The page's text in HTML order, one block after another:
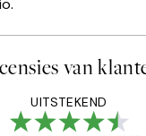
van
UITSTEKEND